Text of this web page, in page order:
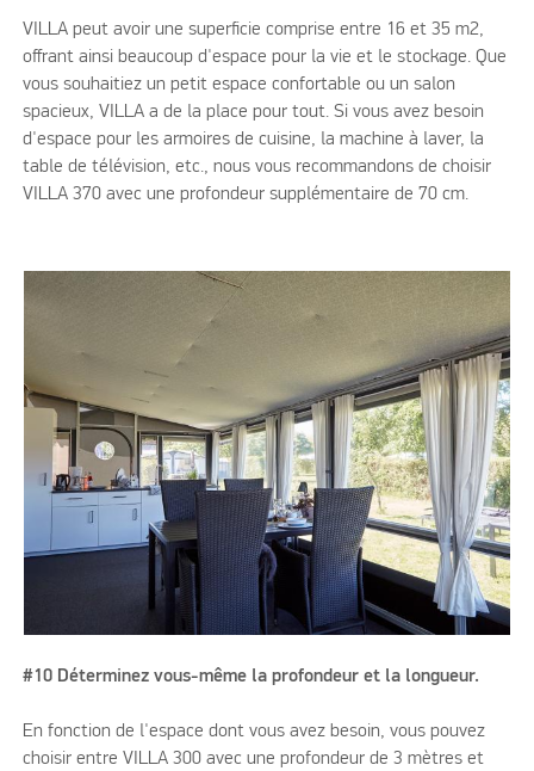
VILLA peut avoir une superficie comprise entre 16 et 35 m2,
offrant ainsi beaucoup d'espace pour la vie et le stockage. Que
vous souhaitiez un petit espace confortable ou un salon
spacieux, VILLA a de la place pour tout. Si vous avez besoin
d'espace pour les armoires de cuisine, la machine à laver, la
table de télévision, etc., nous vous recommandons de choisir
VILLA 370 avec une profondeur supplémentaire de 70 cm.
#10 Déterminez vous-même la profondeur et la longueur.
En fonction de l'espace dont vous avez besoin, vous pouvez
choisir entre VILLA 300 avec une profondeur de 3 mètres et